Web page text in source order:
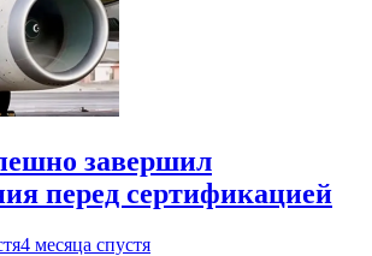
завершил
перед сертификацией
4 месяца спустя